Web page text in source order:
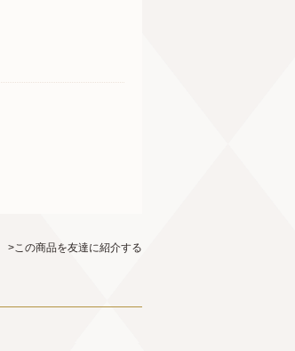
>この商品を友達に紹介する